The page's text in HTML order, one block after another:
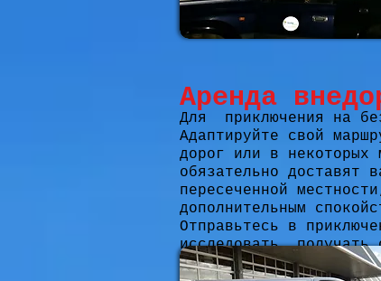
Аренда
Для
приключения на
Адаптируйте свой
дорог или в некоторых
обязательно доставят
пересеченной
дополнительным
Отправьтесь в
исследовать, получать
предложить. Мы